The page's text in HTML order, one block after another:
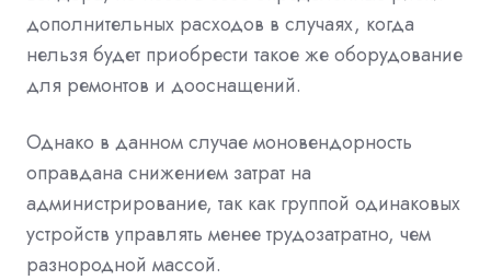
дополнительных расходов в случаях, когда
нельзя будет приобрести такое же оборудование
для ремонтов и дооснащений.
Однако в данном случае моновендорность
оправдана снижением затрат на
администрирование, так как группой одинаковых
устройств управлять менее трудозатратно, чем
разнородной массой.